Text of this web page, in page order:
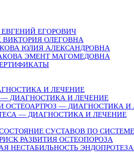
ЕГОРОВИЧ
ОЛЕГОВНА
ЮЛИЯ АЛЕКСАНДРОВНА
ЭМЕНТ МАГОМЕДОВНА
И ЛЕЧЕНИЕ
ДИАГНОСТИКА И ЛЕЧЕНИЕ
ОСТЕОАРТРОЗ — ДИАГНОСТИКА И
— ДИАГНОСТИКА И ЛЕЧЕНИЕ
СУСТАВОВ ПО
РАЗВИТИЯ ОСТЕОПОРОЗА
НЕСТАБИЛЬНОСТЬ